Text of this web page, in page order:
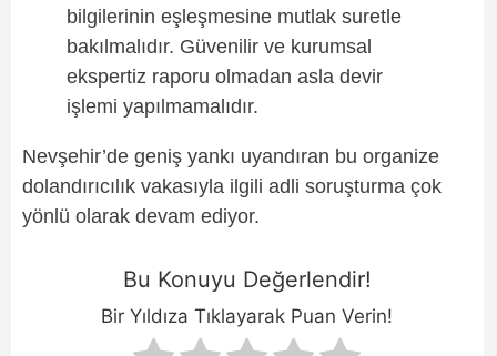
bilgilerinin eşleşmesine mutlak suretle
bakılmalıdır. Güvenilir ve kurumsal
ekspertiz raporu olmadan asla devir
işlemi yapılmamalıdır.
Nevşehir’de geniş yankı uyandıran bu organize
dolandırıcılık vakasıyla ilgili adli soruşturma çok
yönlü olarak devam ediyor.
Bu Konuyu Değerlendir!
Bir Yıldıza Tıklayarak Puan Verin!